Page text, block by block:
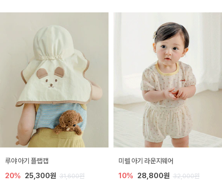
루야 아기 플랩캡
20% 25,300원 31,600원
미렐 아기 라운지웨어
10% 28,800원 32,000원